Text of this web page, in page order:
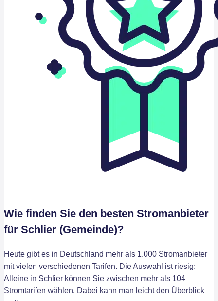
Wie finden Sie den besten Stromanbieter
für Schlier (Gemeinde)?
Heute gibt es in Deutschland mehr als 1.000 Stromanbieter
mit vielen verschiedenen Tarifen. Die Auswahl ist riesig:
Alleine in Schlier können Sie zwischen mehr als 104
Stromtarifen wählen. Dabei kann man leicht den Überblick